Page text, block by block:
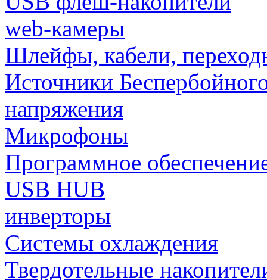
web-камеры
Шлейфы, кабели,
Источники
напряжения
Микрофоны
Программное
USB HUB
инверторы
Системы охлаждения
Твердотельные